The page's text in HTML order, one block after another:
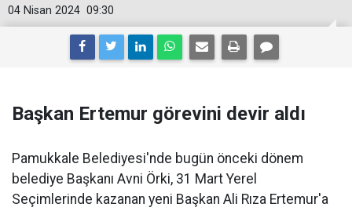
09:30
04 Nisan 2024
Başkan Ertemur görevini devir aldı
Pamukkale Belediyesi'nde bugün önceki dönem
belediye Başkanı Avni Örki, 31 Mart Yerel
Seçimlerinde kazanan yeni Başkan Ali Rıza Ertemur'a